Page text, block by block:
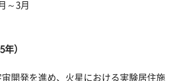
～3月
）
開発を進め、火星における実験居住施